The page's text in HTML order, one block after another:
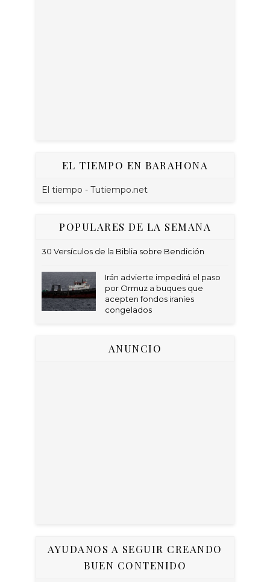
EL TIEMPO EN BARAHONA
El tiempo - Tutiempo.net
POPULARES DE LA SEMANA
30 Versículos de la Biblia sobre Bendición
Irán advierte impedirá el paso
por Ormuz a buques que
acepten fondos iraníes
congelados
ANUNCIO
AYUDANOS A SEGUIR CREANDO
BUEN CONTENIDO